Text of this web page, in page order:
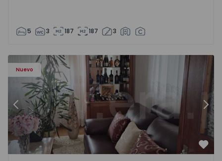
5 3 187 187 3
Nuevo
- 1575635 - 12
Piso de Vivienda T6 Vila Nova de Gaia, Pedroso e
Anterior